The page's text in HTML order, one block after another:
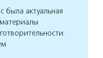
актуальная